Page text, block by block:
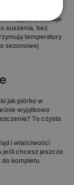
w dywanik.
– wszystko zostaje
suszenia, bez
temperatury
sezonowej
jak piórko w
wyjątkowo
To czysta
i właściwości
jeśli chcesz jeszcze
do kompletu